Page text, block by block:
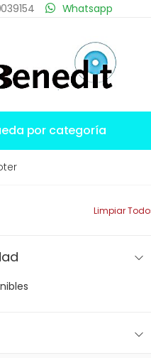
Whatsapp
por categoría
Limpiar